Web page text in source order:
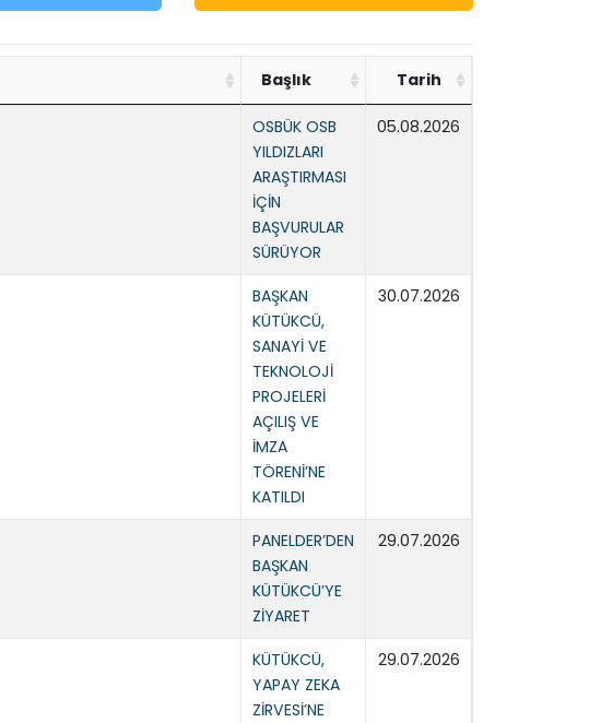
Başlık Tarih
OSBÜK OSB
YILDIZLARI
ARAŞTIRMASI
İÇİN
BAŞVURULAR
SÜRÜYOR
05.08.2026
BAŞKAN
KÜTÜKCÜ,
SANAYİ VE
TEKNOLOJİ
PROJELERİ
AÇILIŞ VE
İMZA
TÖRENİ’NE
KATILDI
30.07.2026
PANELDER’DEN
BAŞKAN
KÜTÜKCÜ’YE
ZİYARET
29.07.2026
KÜTÜKCÜ,
YAPAY ZEKA
ZİRVESİ’NE
29.07.2026